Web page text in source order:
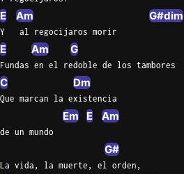
E Am G#dim
Y   al regocijaros morir
E Am G
Fundas en el redoble de los tambores
C Dm
Que marcan la existencia
Em E Am
de un mundo
G#
La vida, la muerte, el orden,